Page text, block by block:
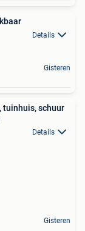
Details
Gisteren
tuinhuis, schuur
Details
Gisteren